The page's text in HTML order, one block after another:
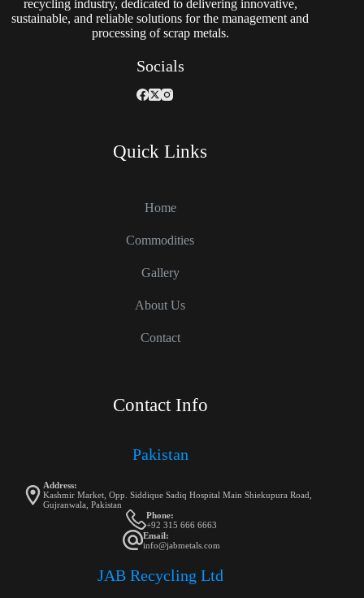
recycling industry, dedicated to delivering innovative,
sustainable, and reliable solutions for the management and
processing of scrap metals.
Socials
Quick Links
Home
Commodities
Gallery
About Us
Contact
Contact Info
Pakistan
Address:
Kashmir Market, Opp. Siddique Sadiq Hospital Main Shiekupura Road,
Gujranwala, Pakistan
Phone:
+92 315 666 6663
Email:
info@jabmetals.com
JAB Recycling Ltd